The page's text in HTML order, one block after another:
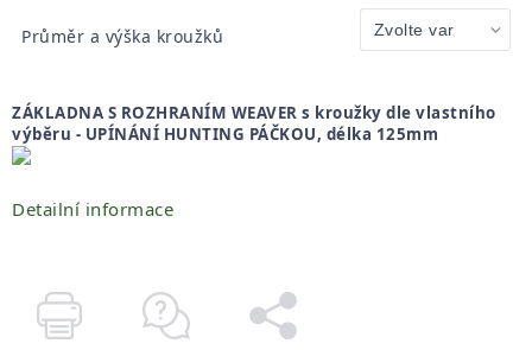
Průměr a výška kroužků
ZÁKLADNA S ROZHRANÍM WEAVER s kroužky dle vlastního
výběru - UPÍNÁNÍ HUNTING PÁČKOU, délka 125mm
Detailní informace